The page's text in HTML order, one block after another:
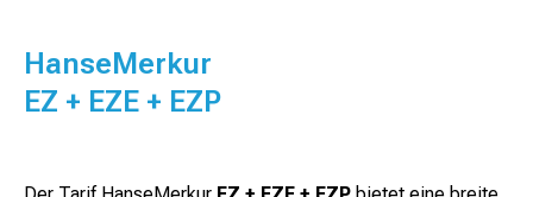
HanseMerkur
EZ + EZE + EZP